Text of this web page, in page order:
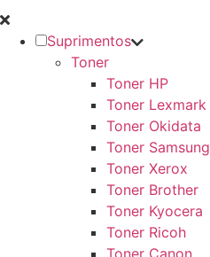
Suprimentos
Toner
Toner HP
Toner Lexmark
Toner Okidata
Toner Samsung
Toner Xerox
Toner Brother
Toner Kyocera
Toner Ricoh
Toner Canon